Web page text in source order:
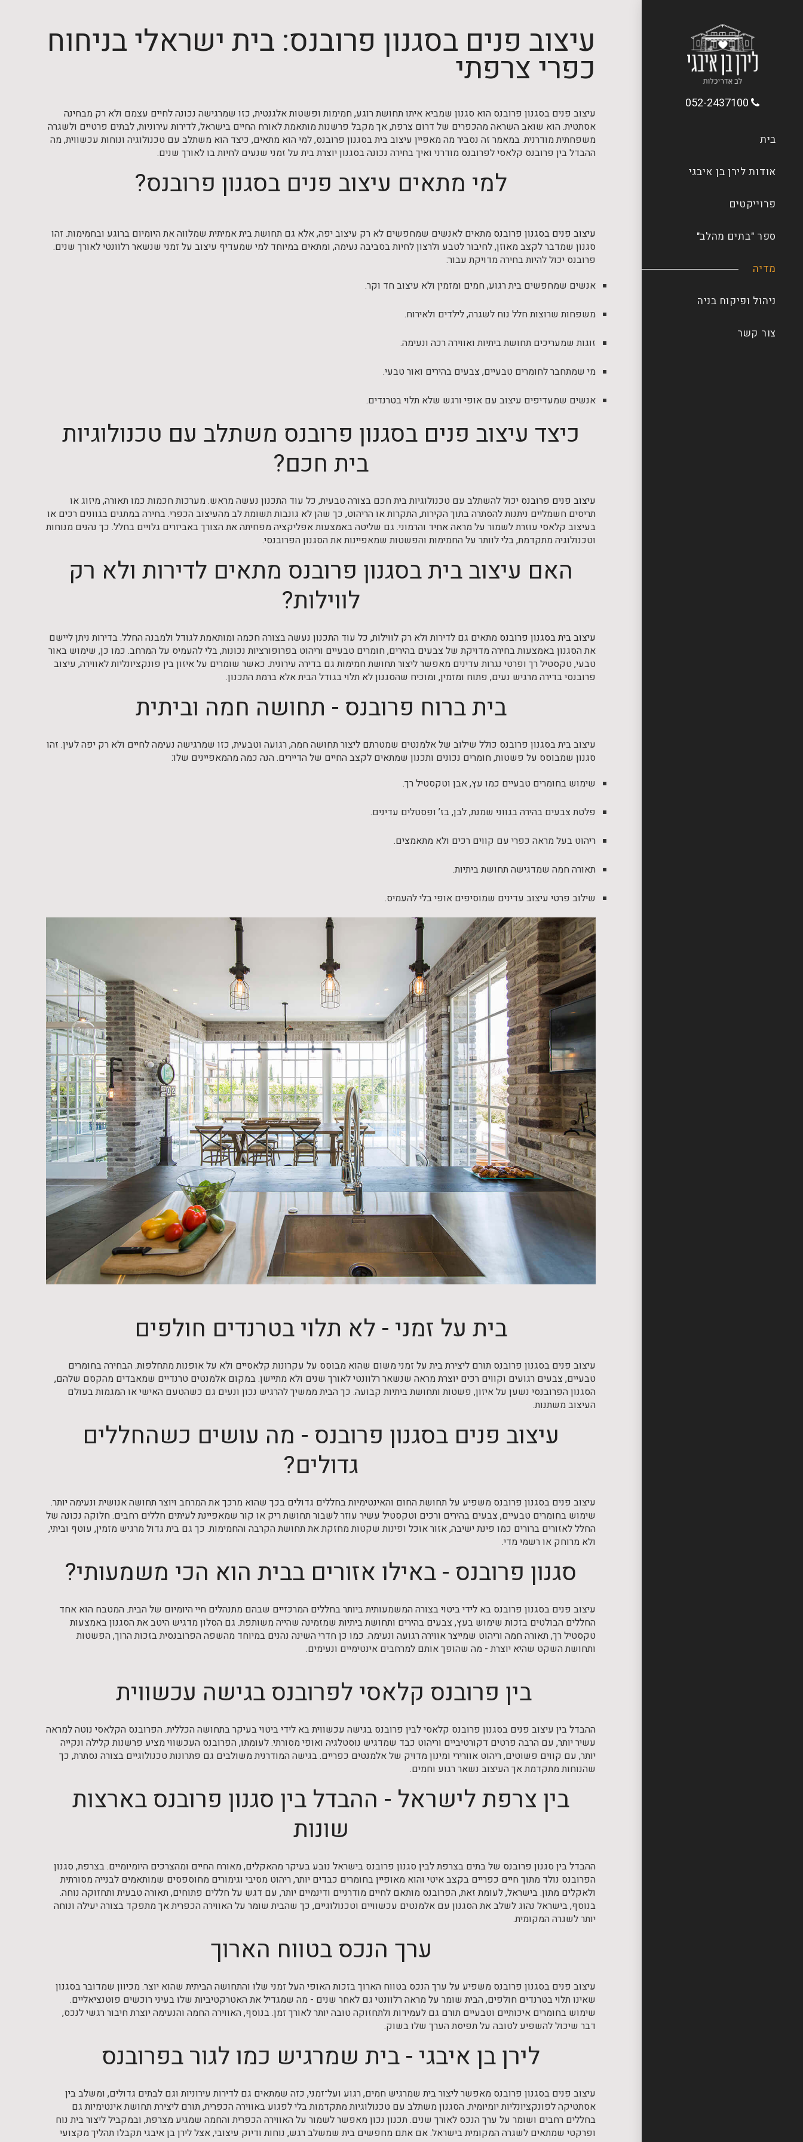
בית
אודות לירן בן איבגי
פרוייקטים
ספר "בתים מהלב"
מדיה
ניהול ופיקוח בניה
צור קשר
עיצוב פנים בסגנון פרובנס: בית ישראלי בניחוח
כפרי צרפתי
עיצוב פנים בסגנון פרובנס הוא סגנון שמביא איתו תחושת רוגע, חמימות ופשטות אלגנטית, כזו שמרגישה נכונה לחיים עצמם ולא רק מבחינה
אסתטית. הוא שואב השראה מהכפרים של דרום צרפת, אך מקבל פרשנות מותאמת לאורח החיים בישראל, לדירות עירוניות, לבתים פרטיים ולשגרה
משפחתית מודרנית. במאמר זה נסביר מה מאפיין עיצוב בית בסגנון פרובנס, למי הוא מתאים, כיצד הוא משתלב עם טכנולוגיה ונוחות עכשווית, מה
ההבדל בין פרובנס קלאסי לפרובנס מודרני ואיך בחירה נכונה בסגנון יוצרת בית על זמני שנעים לחיות בו לאורך שנים.
למי מתאים עיצוב פנים בסגנון פרובנס?
עיצוב פנים בסגנון פרובנס מתאים לאנשים שמחפשים לא רק עיצוב יפה, אלא גם תחושת בית אמיתית שמלווה את היומיום ברוגע ובחמימות. זהו
סגנון שמדבר לקצב מאוזן, לחיבור לטבע ולרצון לחיות בסביבה נעימה, ומתאים במיוחד למי שמעדיף עיצוב על זמני שנשאר רלוונטי לאורך שנים.
פרובנס יכול להיות בחירה מדויקת עבור:
אנשים שמחפשים בית רגוע, חמים ומזמין ולא עיצוב חד וקר.
משפחות שרוצות חלל נוח לשגרה, לילדים ולאירוח.
זוגות שמעריכים תחושת ביתיות ואווירה רכה ונעימה.
מי שמתחבר לחומרים טבעיים, צבעים בהירים ואור טבעי.
אנשים שמעדיפים עיצוב עם אופי ורגש שלא תלוי בטרנדים.
כיצד עיצוב פנים בסגנון פרובנס משתלב עם טכנולוגיות
בית חכם?
עיצוב פנים פרובנס יכול להשתלב עם טכנולוגיות בית חכם בצורה טבעית, כל עוד התכנון נעשה מראש. מערכות חכמות כמו תאורה, מיזוג או
תריסים חשמליים ניתנות להסתרה בתוך הקירות, התקרות או הריהוט, כך שהן לא גונבות תשומת לב מהעיצוב הכפרי. בחירה במתגים בגוונים רכים או
בעיצוב קלאסי עוזרת לשמור על מראה אחיד והרמוני. גם שליטה באמצעות אפליקציה מפחיתה את הצורך באביזרים גלויים בחלל. כך נהנים מנוחות
וטכנולוגיה מתקדמת, בלי לוותר על החמימות והפשטות שמאפיינות את הסגנון הפרובנסי.
האם עיצוב בית בסגנון פרובנס מתאים לדירות ולא רק
לווילות?
עיצוב בית בסגנון פרובנס מתאים גם לדירות ולא רק לווילות, כל עוד התכנון נעשה בצורה חכמה ומותאמת לגודל ולמבנה החלל. בדירות ניתן ליישם
את הסגנון באמצעות בחירה מדויקת של צבעים בהירים, חומרים טבעיים וריהוט בפרופורציות נכונות, בלי להעמיס על המרחב. כמו כן, שימוש באור
טבעי, טקסטיל רך ופרטי נגרות עדינים מאפשר ליצור תחושת חמימות גם בדירה עירונית. כאשר שומרים על איזון בין פונקציונליות לאווירה, עיצוב
פרובנסי בדירה מרגיש נעים, פתוח ומזמין, ומוכיח שהסגנון לא תלוי בגודל הבית אלא ברמת התכנון.
בית ברוח פרובנס - תחושה חמה וביתית
עיצוב בית בסגנון פרובנס כולל שילוב של אלמנטים שמטרתם ליצור תחושה חמה, רגועה וטבעית, כזו שמרגישה נעימה לחיים ולא רק יפה לעין. זהו
סגנון שמבוסס על פשטות, חומרים נכונים ותכנון שמתאים לקצב החיים של הדיירים. הנה כמה מהמאפיינים שלו:
שימוש בחומרים טבעיים כמו עץ, אבן וטקסטיל רך.
פלטת צבעים בהירה בגווני שמנת, לבן, בז’ ופסטלים עדינים.
ריהוט בעל מראה כפרי עם קווים רכים ולא מתאמצים.
תאורה חמה שמדגישה תחושת ביתיות.
שילוב פרטי עיצוב עדינים שמוסיפים אופי בלי להעמיס.
בית על זמני - לא תלוי בטרנדים חולפים
עיצוב פנים בסגנון פרובנס תורם ליצירת בית על זמני משום שהוא מבוסס על עקרונות קלאסיים ולא על אופנות מתחלפות. הבחירה בחומרים
טבעיים, צבעים רגועים וקווים רכים יוצרת מראה שנשאר רלוונטי לאורך שנים ולא מתיישן. במקום אלמנטים טרנדיים שמאבדים מהקסם שלהם,
הסגנון הפרובנסי נשען על איזון, פשטות ותחושת ביתיות קבועה. כך הבית ממשיך להרגיש נכון ונעים גם כשהטעם האישי או המגמות בעולם
העיצוב משתנות.
עיצוב פנים בסגנון פרובנס - מה עושים כשהחללים
גדולים?
עיצוב פנים בסגנון פרובנס משפיע על תחושת החום והאינטימיות בחללים גדולים בכך שהוא מרכך את המרחב ויוצר תחושה אנושית ונעימה יותר.
שימוש בחומרים טבעיים, צבעים בהירים ורכים וטקסטיל עשיר עוזר לשבור תחושת ריק או קור שמאפיינת לעיתים חללים רחבים. חלוקה נכונה של
החלל לאזורים ברורים כמו פינת ישיבה, אזור אוכל ופינות שקטות מחזקת את תחושת הקרבה והחמימות. כך גם בית גדול מרגיש מזמין, עוטף וביתי,
ולא מרוחק או רשמי מדי.
סגנון פרובנס - באילו אזורים בבית הוא הכי משמעותי?
עיצוב פנים בסגנון פרובנס בא לידי ביטוי בצורה המשמעותית ביותר בחללים המרכזיים שבהם מתנהלים חיי היומיום של הבית. המטבח הוא אחד
החללים הבולטים בזכות שימוש בעץ, צבעים בהירים ותחושת ביתיות שמזמינה שהייה משותפת. גם הסלון מדגיש היטב את הסגנון באמצעות
טקסטיל רך, תאורה חמה וריהוט שמייצר אווירה רגועה ונעימה. כמו כן חדרי השינה נהנים במיוחד מהשפה הפרובנסית בזכות הרוך, הפשטות
ותחושת השקט שהיא יוצרת - מה שהופך אותם למרחבים אינטימיים ונעימים.
בין פרובנס קלאסי לפרובנס בגישה עכשווית
ההבדל בין עיצוב פנים בסגנון פרובנס קלאסי לבין פרובנס בגישה עכשווית בא לידי ביטוי בעיקר בתחושה הכללית. הפרובנס הקלאסי נוטה למראה
עשיר יותר, עם הרבה פרטים דקורטיביים וריהוט כבד שמדגיש נוסטלגיה ואופי מסורתי. לעומתו, הפרובנס העכשווי מציע פרשנות קלילה ונקייה
יותר, עם קווים פשוטים, ריהוט אוורירי ומינון מדויק של אלמנטים כפריים. בגישה המודרנית משולבים גם פתרונות טכנולוגיים בצורה נסתרת, כך
שהנוחות מתקדמת אך העיצוב נשאר רגוע וחמים.
בין צרפת לישראל - ההבדל בין סגנון פרובנס בארצות
שונות
ההבדל בין סגנון פרובנס של בתים בצרפת לבין סגנון פרובנס בישראל נובע בעיקר מהאקלים, מאורח החיים ומהצרכים היומיומיים. בצרפת, סגנון
הפרובנס נולד מתוך חיים כפריים בקצב איטי והוא מאופיין בחומרים כבדים יותר, ריהוט מסיבי וגימורים מחוספסים שמותאמים לבנייה מסורתית
ולאקלים מתון. בישראל, לעומת זאת, הפרובנס מותאם לחיים מודרניים ודינמיים יותר, עם דגש על חללים פתוחים, תאורה טבעית ותחזוקה נוחה.
בנוסף, בישראל נהוג לשלב את הסגנון עם אלמנטים עכשוויים וטכנולוגיים, כך שהבית שומר על האווירה הכפרית אך מתפקד בצורה יעילה ונוחה
יותר לשגרה המקומית.
ערך הנכס בטווח הארוך
עיצוב פנים בסגנון פרובנס משפיע על ערך הנכס בטווח הארוך בזכות האופי העל זמני שלו והתחושה הביתית שהוא יוצר. מכיוון שמדובר בסגנון
שאינו תלוי בטרנדים חולפים, הבית שומר על מראה רלוונטי גם לאחר שנים - מה שמגדיל את האטרקטיביות שלו בעיני רוכשים פוטנציאליים.
שימוש בחומרים איכותיים וטבעיים תורם גם לעמידות ולתחזוקה טובה יותר לאורך זמן. בנוסף, האווירה החמה והנעימה יוצרת חיבור רגשי לנכס,
דבר שיכול להשפיע לטובה על תפיסת הערך שלו בשוק.
לירן בן איבגי - בית שמרגיש כמו לגור בפרובנס
עיצוב פנים בסגנון פרובנס מאפשר ליצור בית שמרגיש חמים, רגוע ועל־זמני, כזה שמתאים גם לדירות עירוניות וגם לבתים גדולים, ומשלב בין
אסתטיקה לפונקציונליות יומיומית. הסגנון משתלב עם טכנולוגיות מתקדמות בלי לפגוע באווירה הכפרית, תורם ליצירת תחושת אינטימיות גם
בחללים רחבים ושומר על ערך הנכס לאורך שנים. תכנון נכון מאפשר לשמור על האווירה הכפרית והחמה שמגיע מצרפת, ובמקביל ליצור בית נוח
ופרקטי שמתאים לשגרה המקומית בישראל. אם אתם מחפשים בית שמשלב רגש, נוחות ודיוק עיצובי, אצל לירן בן איבגי תקבלו תהליך מקצועי